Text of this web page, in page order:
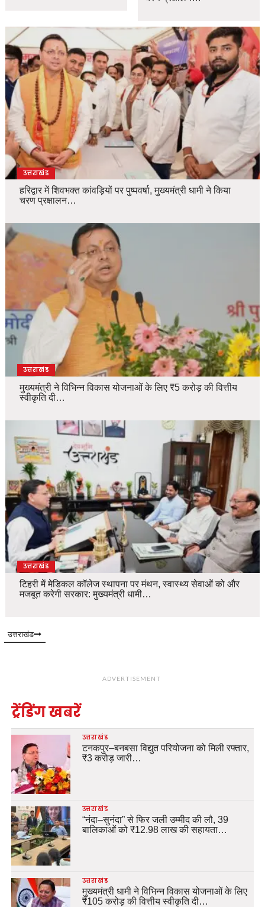
उत्तराखंड
हरिद्वार में शिवभक्त कांवड़ियों पर पुष्पवर्षा, मुख्यमंत्री धामी ने किया
चरण प्रक्षालन…
उत्तराखंड
मुख्यमंत्री ने विभिन्न विकास योजनाओं के लिए ₹5 करोड़ की वित्तीय
स्वीकृति दी…
उत्तराखंड
टिहरी में मेडिकल कॉलेज स्थापना पर मंथन, स्वास्थ्य सेवाओं को और
मजबूत करेगी सरकार: मुख्यमंत्री धामी…
उत्तराखंड
ADVERTISEMENT
ट्रेंडिंग खबरें
उत्तराखंड
टनकपुर–बनबसा विद्युत परियोजना को मिली रफ्तार,
₹3 करोड़ जारी…
उत्तराखंड
“नंदा–सुनंदा” से फिर जली उम्मीद की लौ, 39
बालिकाओं को ₹12.98 लाख की सहायता…
उत्तराखंड
मुख्यमंत्री धामी ने विभिन्न विकास योजनाओं के लिए
₹105 करोड़ की वित्तीय स्वीकृति दी…